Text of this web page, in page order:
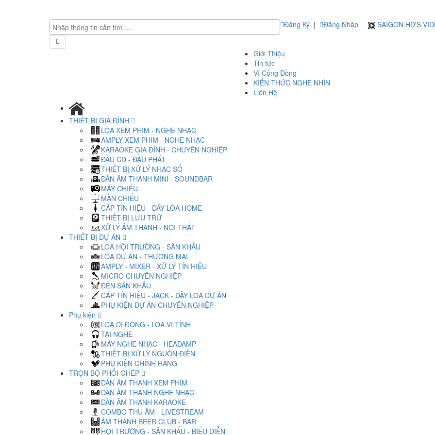
Đăng Ký | Đăng Nhập SAIGON HD'S
Giới Thiệu
Tin tức
Vì Cộng Đồng
KIẾN THỨC NGHE NHÌN
Liên Hệ
THIẾT BỊ GIA ĐÌNH
LOA XEM PHIM - NGHE NHẠC
AMPLY XEM PHIM - NGHE NHẠC
KARAOKE GIA ĐÌNH - CHUYÊN NGHIỆP
ĐẦU CD - ĐẦU PHÁT
THIẾT BỊ XỬ LÝ NHẠC SỐ
DÀN ÂM THANH MINI - SOUNDBAR
MÁY CHIẾU
MÀN CHIẾU
CÁP TÍN HIỆU - DÂY LOA HOME
THIẾT BỊ LƯU TRỮ
XỬ LÝ ÂM THANH - NỘI THẤT
THIẾT BỊ DỰ ÁN
LOA HỘI TRƯỜNG - SÂN KHẤU
LOA DỰ ÁN - THƯƠNG MẠI
AMPLY - MIXER - XỬ LÝ TÍN HIỆU
MICRO CHUYÊN NGHIỆP
ĐÈN SÂN KHẤU
CÁP TÍN HIỆU - JACK - DÂY LOA DỰ ÁN
PHỤ KIỆN DỰ ÁN CHUYÊN NGHIỆP
Phụ kiện
LOA DI ĐỘNG - LOA VI TÍNH
TAI NGHE
MÁY NGHE NHẠC - HEADAMP
THIẾT BỊ XỬ LÝ NGUỒN ĐIỆN
PHỤ KIỆN CHÍNH HÃNG
TRỌN BỘ PHỐI GHÉP
DÀN ÂM THANH XEM PHIM
DÀN ÂM THANH NGHE NHẠC
DÀN ÂM THANH KARAOKE
COMBO THU ÂM - LIVESTREAM
ÂM THANH BEER CLUB - BAR
HỘI TRƯỜNG - SÂN KHẤU - BIỂU DIỄN